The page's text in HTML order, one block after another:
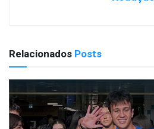
Relacionados Posts